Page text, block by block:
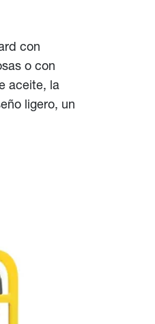
con
o con
aceite, la
ligero, un